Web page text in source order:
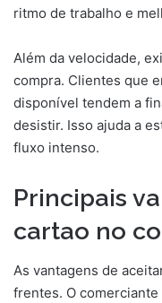
ritmo de trabalho e
Além da velocidade,
compra. Clientes que
disponível tendem a
desistir. Isso ajuda a
fluxo intenso.
Principais
cartao no
As vantagens de
frentes. O